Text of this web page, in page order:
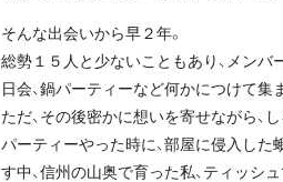
そんな出会いから早２年。
総勢１５人と少ないこともあり、メン
日会、鍋パーティーなど何かにつけて
ただ、その後密かに想いを寄せながら、
パーティーやった時に、部屋に侵入し
す中、信州の山奥で育った私、ティッシ